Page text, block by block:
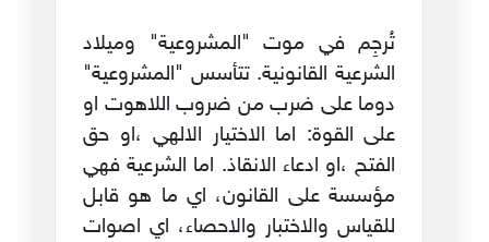
تُرجِم في موت "المشروعية" وميلاد
الشرعية القانونية. تتأسس "المشروعية"
دوما على ضرب من ضروب اللاهوت او
على القوة: اما الاختيار الالهي ،او حق
الفتح ،او ادعاء الانقاذ. اما الشرعية فهي
مؤسسة على القانون، اي ما هو قابل
للقياس والاختبار والاحصاء، اي اصوات